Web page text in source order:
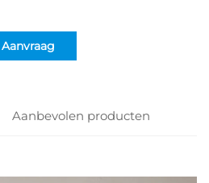
Aanvraag
Aanbevolen producten